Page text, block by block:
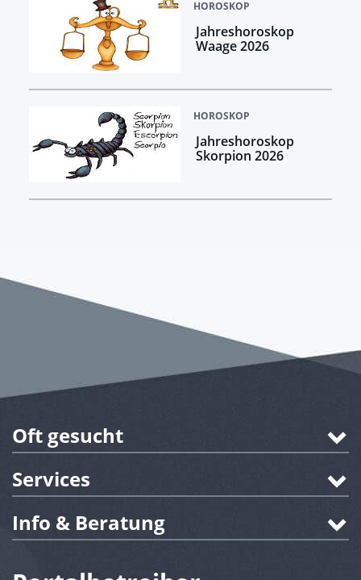
HOROSKOP
Jahreshoroskop
Waage 2026
HOROSKOP
Jahreshoroskop
Skorpion 2026
Oft gesucht
Services
Info & Beratung